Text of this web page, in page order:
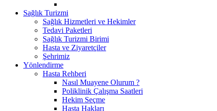
Sağlık Turizmi
Sağlık Hizmetleri ve Hekimler
Tedavi Paketleri
Sağlık Turizmi Birimi
Hasta ve Ziyaretçiler
Şehrimiz
Yönlendirme
Hasta Rehberi
Nasıl Muayene Olurum ?
Poliklinik Çalışma Saatleri
Hekim Seçme
Hasta Hakları